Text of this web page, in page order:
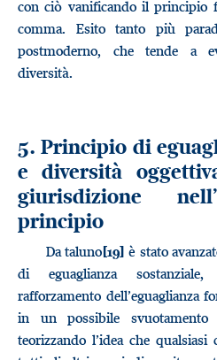
con ciò vanificando il principio
comma. Esito tanto più
postmoderno, che tende a
diversità.
5. Principio di
e diversità
giurisdizione
principio
Da taluno[19] è stato
di eguaglianza
rafforzamento dell’eguaglianza
in un possibile
teorizzando l’idea che